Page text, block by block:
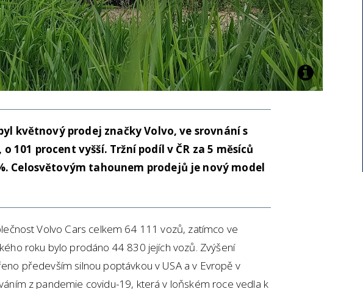
květnový prodej značky Volvo, ve srovnání s
101 procent vyšší. Tržní podíl v ČR za 5 měsíců
Celosvětovým tahounem prodejů je nový model
Volvo Cars celkem 64 111 vozů, zatímco ve
roku bylo prodáno 44 830 jejích vozů. Zvýšení
především silnou poptávkou v USA a v Evropě v
z pandemie covidu-19, která v loňském roce vedla k